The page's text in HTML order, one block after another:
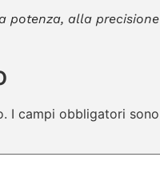
potenza, alla
I campi obbligatori